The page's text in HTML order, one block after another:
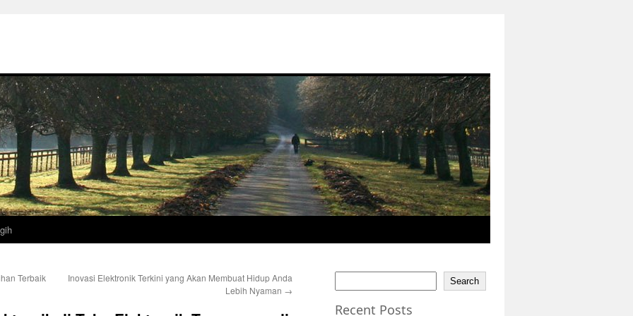
Terbaik
Inovasi Elektronik Terkini yang Akan Membuat Hidup Anda
Lebih Nyaman →
Search
Recent Posts